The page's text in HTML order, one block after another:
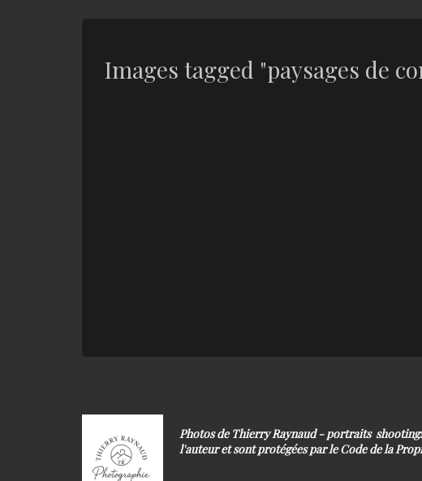
Images tagged "paysages de
Photos de Thierry Raynaud - portraits
l'auteur et sont protégées par le Code de la